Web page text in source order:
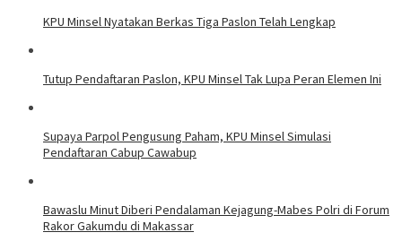
KPU Minsel Nyatakan Berkas Tiga Paslon Telah Lengkap
Tutup Pendaftaran Paslon, KPU Minsel Tak Lupa Peran Elemen Ini
Supaya Parpol Pengusung Paham, KPU Minsel Simulasi
Pendaftaran Cabup Cawabup
Bawaslu Minut Diberi Pendalaman Kejagung-Mabes Polri di Forum
Rakor Gakumdu di Makassar